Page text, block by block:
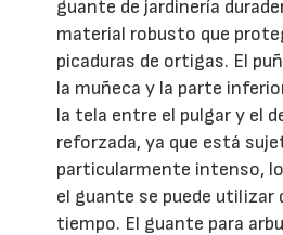
guante de jardinería
material robusto que
picaduras de ortigas. El
la muñeca y la parte
la tela entre el pulgar y el
reforzada, ya que está
particularmente intenso,
el guante se puede utilizar
tiempo. El guante para